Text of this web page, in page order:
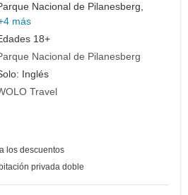
Nacional de Pilanesberg,
más
18+
Nacional de Pilanesberg
Inglés
Travel
los descuentos
privada doble